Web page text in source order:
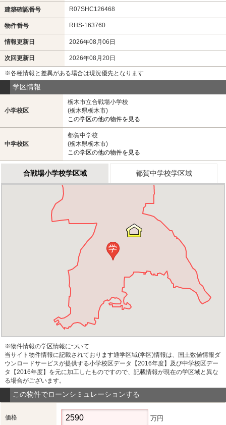
建築確認番号 R07SHC126468
物件番号 RHS-163760
情報更新日 2026年08月06日
次回更新日 2026年08月20日
※各種情報と差異がある場合は現況優先となります
学区情報
小学校区
栃木市立合戦場小学校
(栃木県栃木市)
この学区の他の物件を見る
中学校区
都賀中学校
(栃木県栃木市)
この学区の他の物件を見る
合戦場小学校学区域 都賀中学校学区域
学
※物件情報の学区情報について
当サイト物件情報に記載されております通学区域(学区)情報は、国土数値情報ダ
ウンロードサービスが提供する小学校区データ【2016年度】及び中学校区デー
タ【2016年度】を元に加工したものですので、記載情報が現在の学区域と異な
る場合がございます。
この物件でローンシミュレーションする
価格 万円